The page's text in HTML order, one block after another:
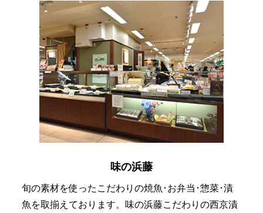
味の浜藤
旬の素材を使ったこだわりの焼魚･お弁当･惣菜･漬
魚を取揃えております。味の浜藤こだわりの西京漬